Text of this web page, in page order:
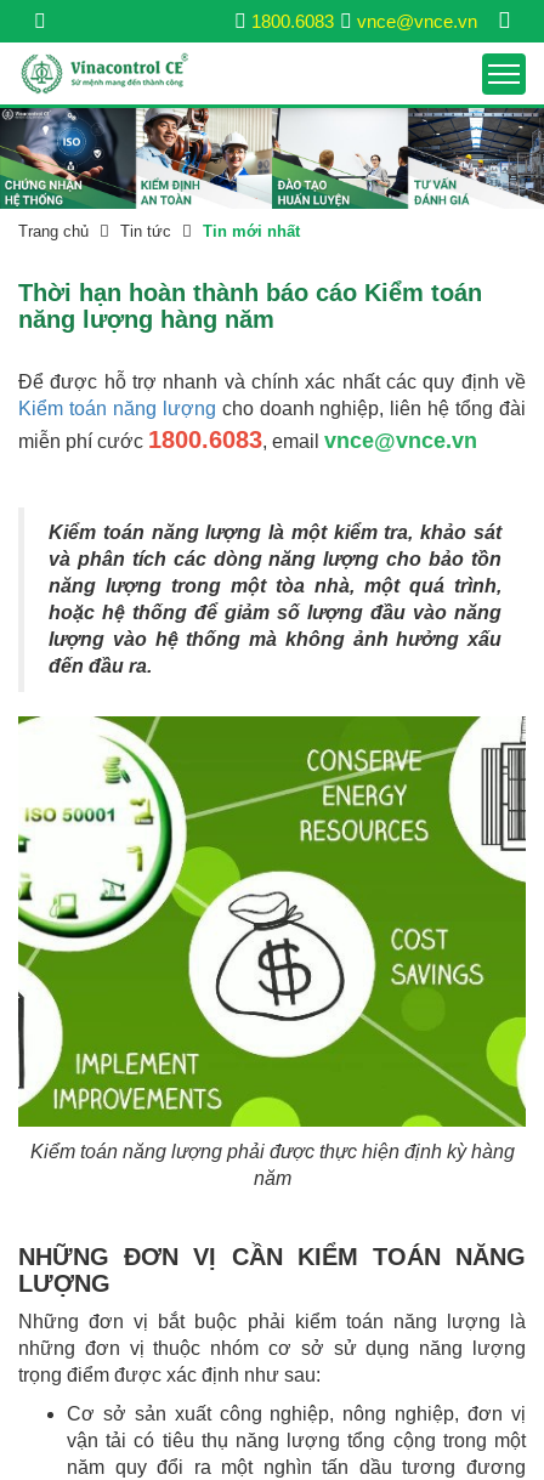
vnce@vnce.vn
1800.6083
Trang chủ Tin tức Tin mới nhất
Thời hạn hoàn thành báo cáo Kiểm toán
năng lượng hàng năm
Để được hỗ trợ nhanh và chính xác nhất các quy định về
Kiểm toán năng lượng cho doanh nghiệp, liên hệ tổng đài
miễn phí cước 1800.6083, email vnce@vnce.vn
Kiểm toán năng lượng là một kiểm tra, khảo sát
và phân tích các dòng năng lượng cho bảo tồn
năng lượng trong một tòa nhà, một quá trình,
hoặc hệ thống để giảm số lượng đầu vào năng
lượng vào hệ thống mà không ảnh hưởng xấu
đến đầu ra.
Kiểm toán năng lượng phải được thực hiện định kỳ hàng
năm
NHỮNG ĐƠN VỊ CẦN KIỂM TOÁN NĂNG
LƯỢNG
Những đơn vị bắt buộc phải kiểm toán năng lượng là
những đơn vị thuộc nhóm cơ sở sử dụng năng lượng
trọng điểm được xác định như sau:
Cơ sở sản xuất công nghiệp, nông nghiệp, đơn vị
vận tải có tiêu thụ năng lượng tổng cộng trong một
năm quy đổi ra một nghìn tấn dầu tương đương